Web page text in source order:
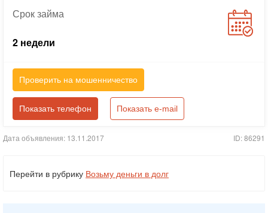
Срокзайма
2 недели
Проверить на мошенничество
Показать телефон Показать e-mail
Дата объявления: 13.11.2017 ID: 86291
Перейти в рубрику Возьму деньги в долг